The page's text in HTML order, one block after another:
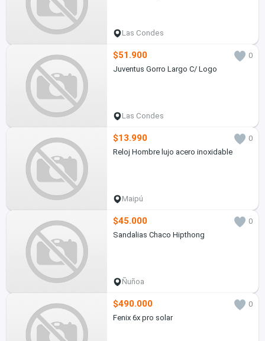
Las Condes
$51.900
0
Juventus Gorro Largo C/ Logo
Las Condes
$13.990
0
Reloj Hombre lujo acero inoxidable
Maipú
$45.000
0
Sandalias Chaco Hipthong
Ñuñoa
$490.000
0
Fenix 6x pro solar